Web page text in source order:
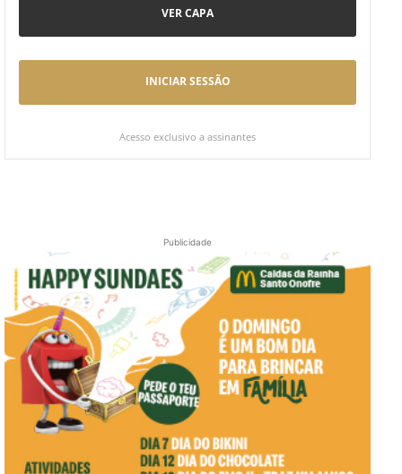
VER CAPA
INICIAR SESSÃO
Acesso exclusivo a assinantes
Publicidade